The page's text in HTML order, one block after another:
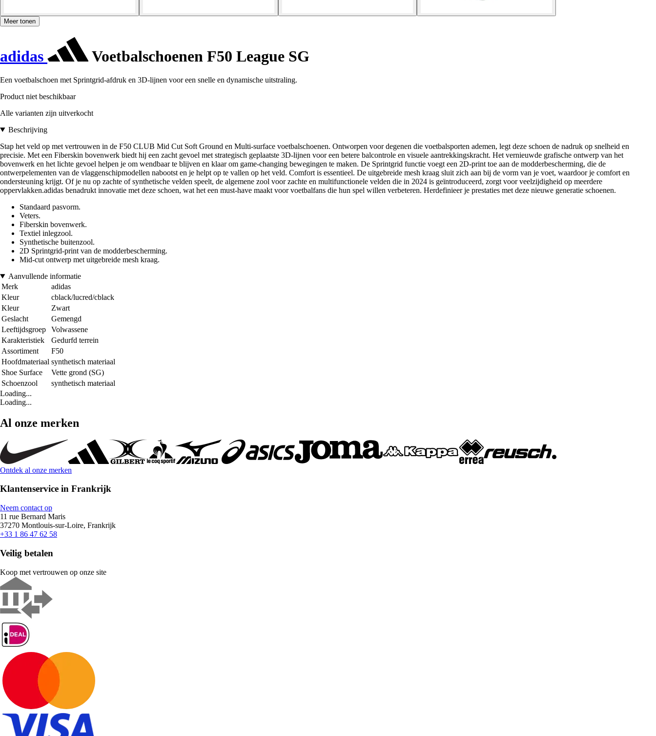
Meer tonen
adidas Voetbalschoenen F50 League SG
Een voetbalschoen met Sprintgrid-afdruk en 3D-lijnen voor een snelle en dynamische uitstraling.
Product niet beschikbaar
Alle varianten zijn uitverkocht
Beschrijving
Stap het veld op met vertrouwen in de F50 CLUB Mid Cut Soft Ground en Multi-surface voetbalschoenen. Ontworpen voor degenen die voetbalsporten ademen, legt deze schoen de nadruk op snelheid en
precisie. Met een Fiberskin bovenwerk biedt hij een zacht gevoel met strategisch geplaatste 3D-lijnen voor een betere balcontrole en visuele aantrekkingskracht. Het vernieuwde grafische ontwerp van het
bovenwerk en het lichte gevoel helpen je om wendbaar te blijven en klaar om game-changing bewegingen te maken. De Sprintgrid functie voegt een 2D-print toe aan de modderbescherming, die de
ontwerpelementen van de vlaggenschipmodellen nabootst en je helpt op te vallen op het veld. Comfort is essentieel. De uitgebreide mesh kraag sluit zich aan bij de vorm van je voet, waardoor je comfort en
ondersteuning krijgt. Of je nu op zachte of synthetische velden speelt, de algemene zool voor zachte en multifunctionele velden die in 2024 is geïntroduceerd, zorgt voor veelzijdigheid op meerdere
oppervlakken.adidas benadrukt innovatie met deze schoen, wat het een must-have maakt voor voetbalfans die hun spel willen verbeteren. Herdefinieer je prestaties met deze nieuwe generatie schoenen.
Standaard pasvorm.
Veters.
Fiberskin bovenwerk.
Textiel inlegzool.
Synthetische buitenzool.
2D Sprintgrid-print van de modderbescherming.
Mid-cut ontwerp met uitgebreide mesh kraag.
Aanvullende informatie
Merk
adidas
Kleur
cblack/lucred/cblack
Kleur
Zwart
Geslacht
Gemengd
Leeftijdsgroep
Volwassene
Karakteristiek
Gedurfd terrein
Assortiment
F50
Hoofdmateriaal synthetisch materiaal
Shoe Surface
Vette grond (SG)
Schoenzool
synthetisch materiaal
Loading...
Loading...
Al onze merken
Ontdek al onze merken
Klantenservice in Frankrijk
Neem contact op
11 rue Bernard Maris
37270 Montlouis-sur-Loire, Frankrijk
+33 1 86 47 62 58
Veilig betalen
Koop met vertrouwen op onze site